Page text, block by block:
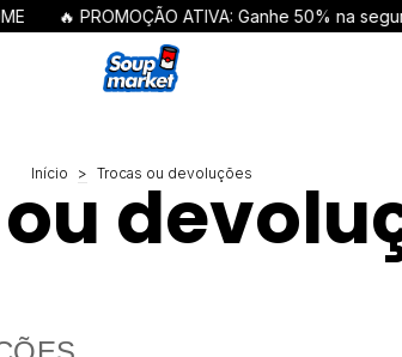
🔥 PROMOÇÃO ATIVA: Ganhe 50% na
Início > Trocas ou devoluções